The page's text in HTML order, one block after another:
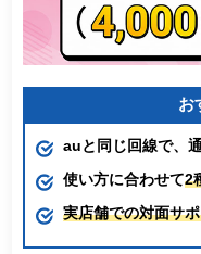
お
auと同じ回線で、
使い方に合わせて2
実店舗での対面サ